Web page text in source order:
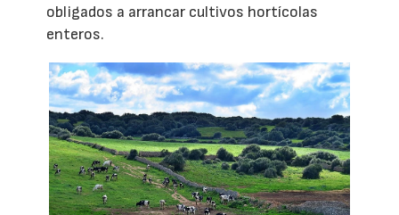
obligados a arrancar cultivos hortícolas
enteros.